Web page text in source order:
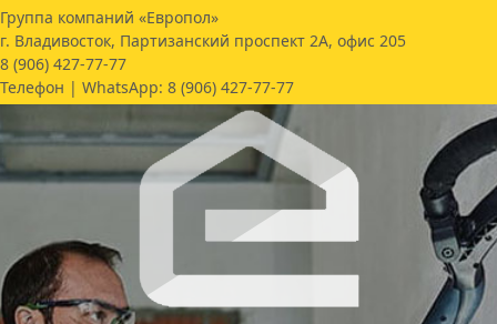
Группа компаний «Европол»
г. Владивосток, Партизанский проспект 2А, офис 205
8 (906) 427-77-77
Телефон | WhatsApp: 8 (906) 427-77-77